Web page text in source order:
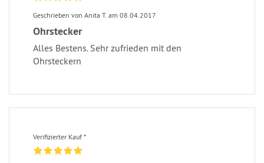
Geschrieben von Anita T. am 08.04.2017
Ohrstecker
Alles Bestens. Sehr zufrieden mit den
Ohrsteckern
Verifizierter Kauf *